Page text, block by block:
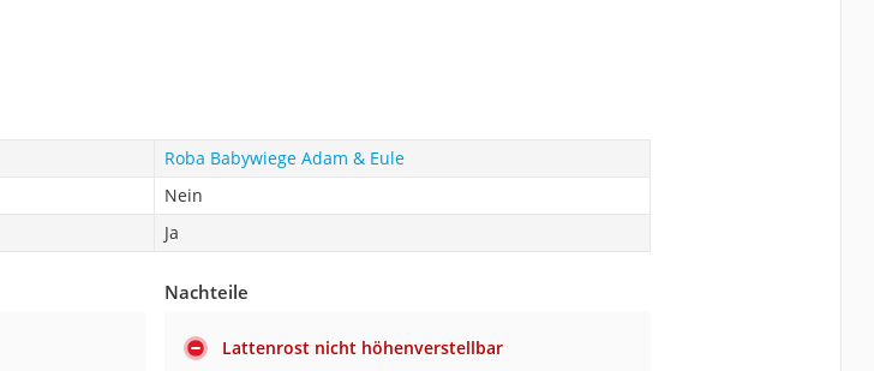
Roba Babywiege Adam & Eule
Nein
Ja
Nachteile
Lattenrost nicht höhenverstellbar